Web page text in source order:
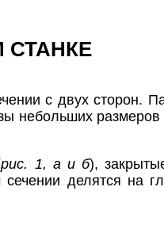
СТАНКЕ
с двух сторон.
небольших размеров
рис. 1, а и б),
делятся на